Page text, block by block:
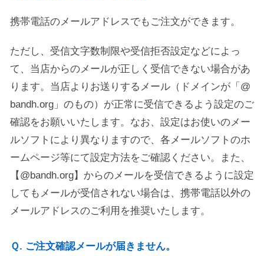
携帯電話のメールアドレスでもご注文ができます。
ただし、受信文字数制限や受信拒否設定などによっ
て、当店からのメールが正しく受信できない場合があ
ります。当店よりお送りするメール（ドメインが「@
bandh.org」のもの）が正常に受信できるよう設定のご
確認をお願いいたします。なお、設定はお使いのメー
ルソフトにより異なりますので、各メールソフトのホ
ームページ等にて設定方法をご確認ください。また、
【@bandh.org】からのメールを受信できるように設定
してもメールが受信されない場合は、携帯電話以外の
メールアドレスのご利用を推奨いたします。
Ｑ. ご注文確認メールが届きません。